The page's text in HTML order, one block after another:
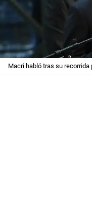
Macri habló tras su